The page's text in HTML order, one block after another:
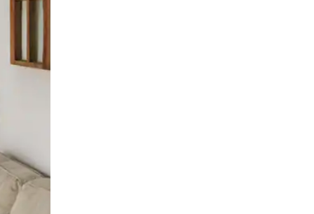
desliza el dedo.